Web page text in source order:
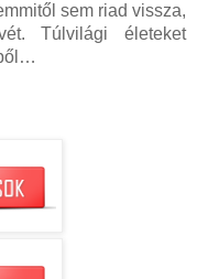
sem riad vissza,
Túlvilági életeket